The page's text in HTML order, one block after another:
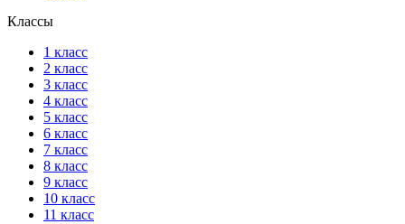
Классы
1 класс
2 класс
3 класс
4 класс
5 класс
6 класс
7 класс
8 класс
9 класс
10 класс
11 класс